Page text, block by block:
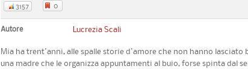
3157
0
Autore Lucrezia Scali
Mia ha trent'anni, alle spalle storie d'amore che non hanno lasciato
una madre che le organizza appuntamenti al buio, forse spinta dal